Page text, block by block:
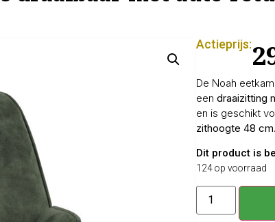
Actieprijs:
De Noah
een draaizitting
en is geschikt
zithoogte 48 cm.
Dit product is
124 op voorraad